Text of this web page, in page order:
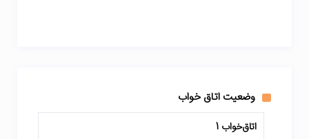
وضعیت اتاق خواب
اتاق‌خواب 1